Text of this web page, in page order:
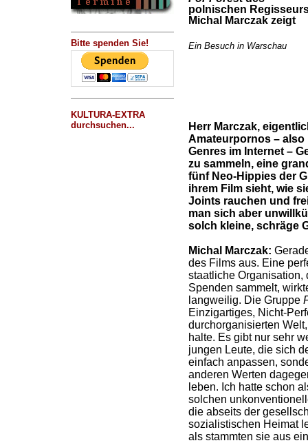
Bitte spenden Sie!
KULTURA-EXTRA
durchsuchen...
polnischen
Michal Marczak zeigt
Ein Besuch in Warschau
Herr Marczak,
Amateurpornos – also
Genres im Internet –
zu sammeln, eine
fünf Neo-Hippies der
ihrem Film sieht, wie
Joints rauchen und
man sich aber
solch kleine, schräge
Michal Marczak:
des Films aus. Eine
staatliche Organisation,
Spenden sammelt,
langweilig. Die Gruppe
Einzigartiges, Nicht-
durchorganisierten
halte. Es gibt nur sehr
jungen Leute, die sich
einfach anpassen,
anderen Werten
leben. Ich hatte schon
solchen
die abseits der
sozialistischen Heimat
als stammten sie aus